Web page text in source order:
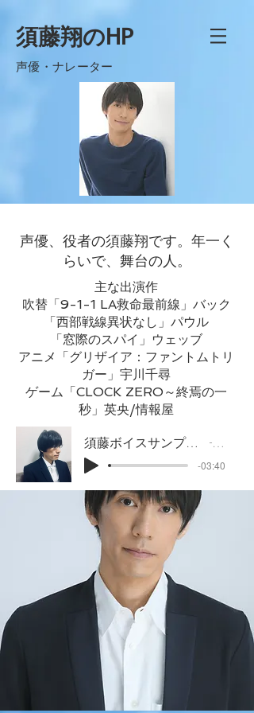
​須藤翔のHP
​声優・ナレーター
​声優、役者の須藤翔です。年一く
らいで、舞台の人。
主な出演作
吹替「9-1-1 LA救命最前線」バック
「西部戦線異状なし」パウル
​「窓際のスパイ」ウェッブ
アニメ「グリザイア：ファントムトリ
ガー」宇川千尋
ゲーム「CLOCK ZERO～終焉の一
秒」英央/情報屋
須藤ボイスサンプル2024曲入りno-ma 須藤
-03:40